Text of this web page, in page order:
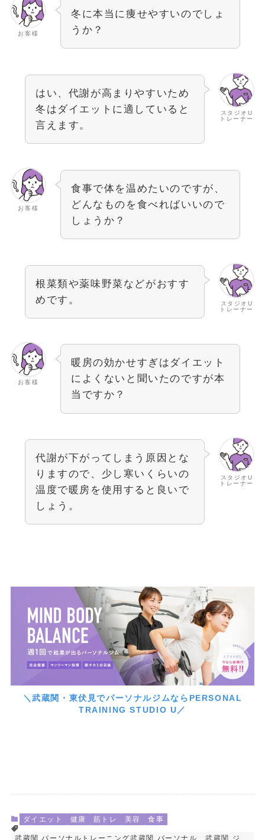
お客様
冬に本当に痩せやすいのでしょ
うか？
スタジオU
トレーナー
はい、代謝が高まりやすいため
冬はダイエットに適していると
言えます。
お客様
食事で体を温めたいのですが、
どんなものを食べればいいので
しょうか？
スタジオU
トレーナー
根菜類や薬味野菜などがおすす
めです。
お客様
暖房の効かせすぎはダイエット
によくないと聞いたのですが本
当ですか？
スタジオU
トレーナー
代謝が下がってしまう原因とな
りますので、少し寒いくらいの
温度で暖房を使用すると良いで
しょう。
＼武蔵関・東伏見でパーソナルジムならPERSONAL
TRAINING STUDIO U／
ダイエット 健康 筋トレ 美容 食事
武蔵関 パーソナルトレーニング武蔵関 パーソナル 武蔵関 ジ